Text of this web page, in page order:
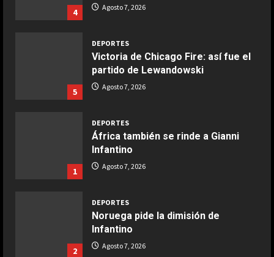
Buñuelos de alcachofas
COCINA
Ternera guisada con senderuelas
4 Agosto 7, 2026
5
DEPORTES
Victoria de Chicago Fire: así fue el
partido de Lewandowski
Agosto 7, 2026
1
DEPORTES
África también se rinde a Gianni
Infantino
Agosto 7, 2026
2
DEPORTES
Noruega pide la dimisión de
Infantino
Agosto 7, 2026